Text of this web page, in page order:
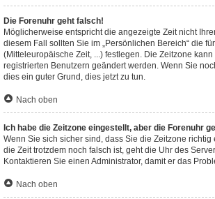
Die Forenuhr geht falsch!
Möglicherweise entspricht die angezeigte Zeit nicht
diesem Fall sollten Sie im „Persönlichen Bereich“ die
(Mitteleuropäische Zeit, ...) festlegen. Die Zeitzone
registrierten Benutzern geändert werden. Wenn Sie
dies ein guter Grund, dies jetzt zu tun.
Nach oben
Ich habe die Zeitzone eingestellt, aber die Forenuhr
Wenn Sie sich sicher sind, dass Sie die Zeitzone richtig
die Zeit trotzdem noch falsch ist, geht die Uhr des
Kontaktieren Sie einen Administrator, damit er das
Nach oben